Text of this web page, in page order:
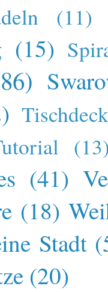
(11)
(15)
(41)
(18)
Stadt
(20)